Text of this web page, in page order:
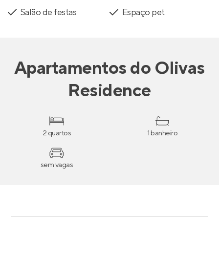
Salão de festas
Espaço pet
Apartamentosdo Olivas
Residence
2 quartos 1 banheiro
sem vagas